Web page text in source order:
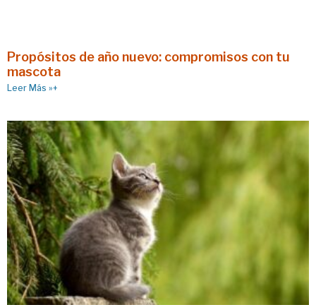
Propósitos de año nuevo: compromisos con tu
mascota
Leer Más »+